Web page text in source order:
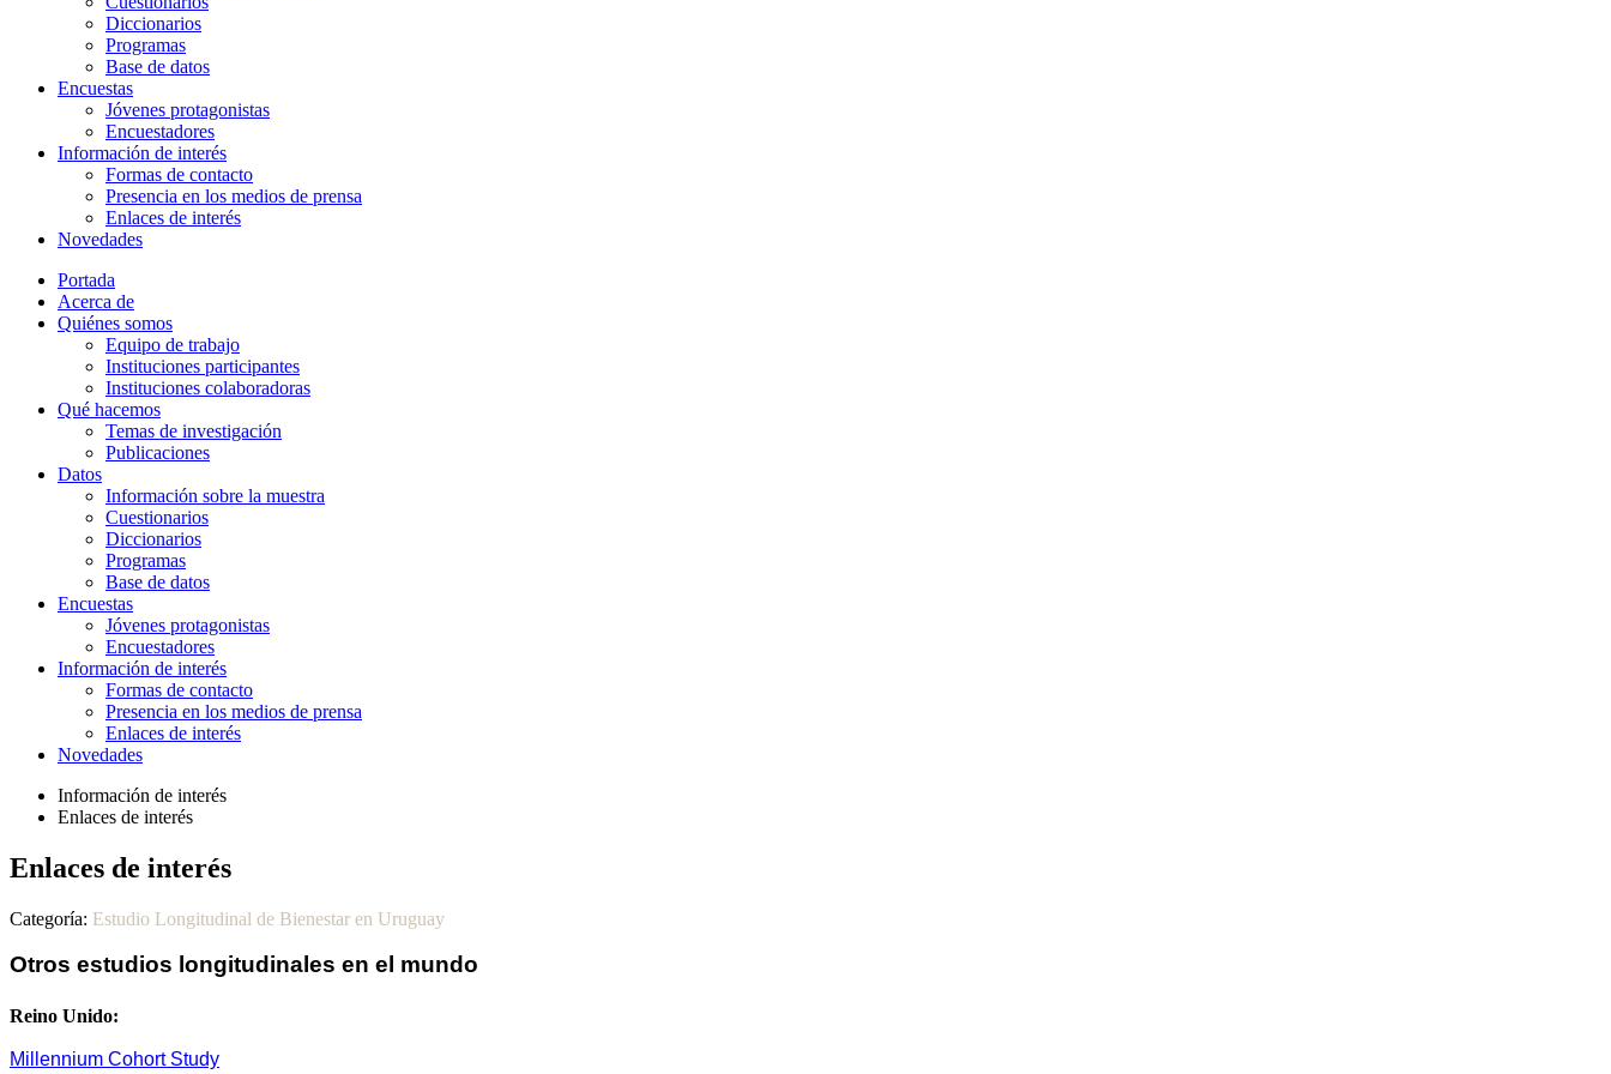
Diccionarios
Programas
Base de datos
Encuestas
Jóvenes protagonistas
Encuestadores
Información de interés
Formas de contacto
Presencia en los medios de prensa
Enlaces de interés
Novedades
Portada
Acerca de
Quiénes somos
Equipo de trabajo
Instituciones participantes
Instituciones colaboradoras
Qué hacemos
Temas de investigación
Publicaciones
Datos
Información sobre la muestra
Cuestionarios
Diccionarios
Programas
Base de datos
Encuestas
Jóvenes protagonistas
Encuestadores
Información de interés
Formas de contacto
Presencia en los medios de prensa
Enlaces de interés
Novedades
Información de interés
Enlaces de interés
Enlaces de interés
Categoría: Estudio Longitudinal de Bienestar en Uruguay
Otros estudios longitudinales en el mundo
Reino Unido:
Millennium Cohort Study